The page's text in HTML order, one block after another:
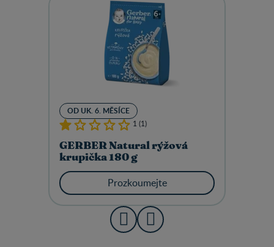
OD UK. 6. MĚSÍCE
1 (1)
GERBER Natural rýžová
krupička 180 g
Prozkoumejte